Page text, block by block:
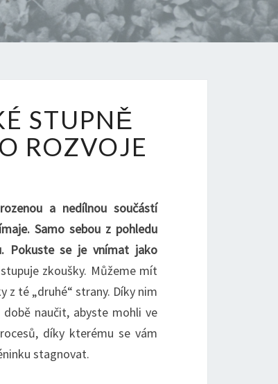
STUPNĚ
ROZVOJE
a nedílnou součástí
Samo sebou z pohledu
Pokuste se je vnímat jako
zkoušky. Můžeme mít
z té „druhé“ strany. Díky nim
naučit, abyste mohli ve
díky kterému se vám
stagnovat.